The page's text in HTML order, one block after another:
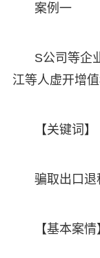
案例一
S公司等企
江等人虚开增
【关键词】
骗取出口退
【基本案情